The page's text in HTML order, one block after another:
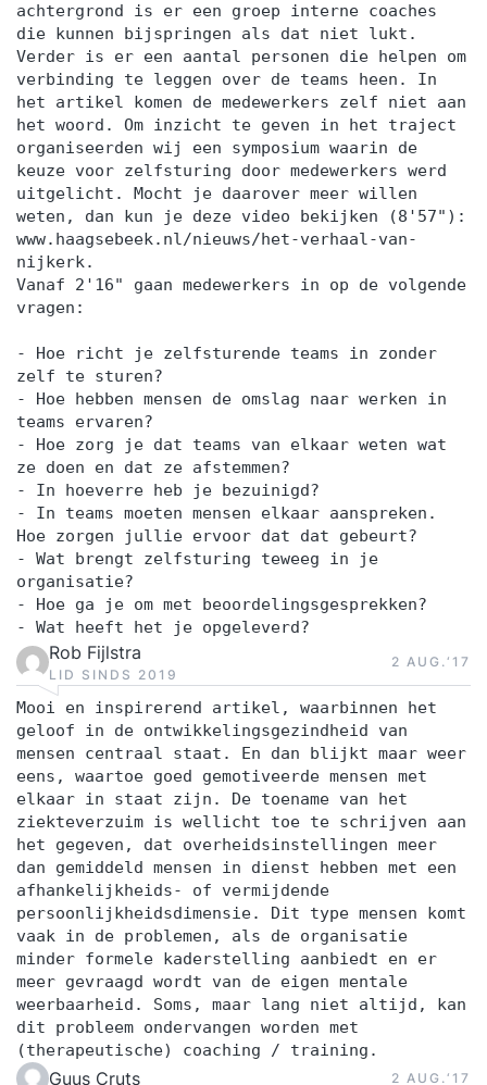
achtergrond is er een groep interne coaches
die kunnen bijspringen als dat niet lukt.
Verder is er een aantal personen die helpen om
verbinding te leggen over de teams heen. In
het artikel komen de medewerkers zelf niet aan
het woord. Om inzicht te geven in het traject
organiseerden wij een symposium waarin de
keuze voor zelfsturing door medewerkers werd
uitgelicht. Mocht je daarover meer willen
weten, dan kun je deze video bekijken (8'57"):
www.haagsebeek.nl/nieuws/het-verhaal-van-
nijkerk.
Vanaf 2'16" gaan medewerkers in op de volgende
vragen:
- Hoe richt je zelfsturende teams in zonder
zelf te sturen?
- Hoe hebben mensen de omslag naar werken in
teams ervaren?
- Hoe zorg je dat teams van elkaar weten wat
ze doen en dat ze afstemmen?
- In hoeverre heb je bezuinigd?
- In teams moeten mensen elkaar aanspreken.
Hoe zorgen jullie ervoor dat dat gebeurt?
- Wat brengt zelfsturing teweeg in je
organisatie?
- Hoe ga je om met beoordelingsgesprekken?
- Wat heeft het je opgeleverd?
Rob Fijlstra
LID SINDS 2019
2 AUG.‘17
Mooi en inspirerend artikel, waarbinnen het
geloof in de ontwikkelingsgezindheid van
mensen centraal staat. En dan blijkt maar weer
eens, waartoe goed gemotiveerde mensen met
elkaar in staat zijn. De toename van het
ziekteverzuim is wellicht toe te schrijven aan
het gegeven, dat overheidsinstellingen meer
dan gemiddeld mensen in dienst hebben met een
afhankelijkheids- of vermijdende
persoonlijkheidsdimensie. Dit type mensen komt
vaak in de problemen, als de organisatie
minder formele kaderstelling aanbiedt en er
meer gevraagd wordt van de eigen mentale
weerbaarheid. Soms, maar lang niet altijd, kan
dit probleem ondervangen worden met
(therapeutische) coaching / training.
Guus Cruts 2 AUG.‘17